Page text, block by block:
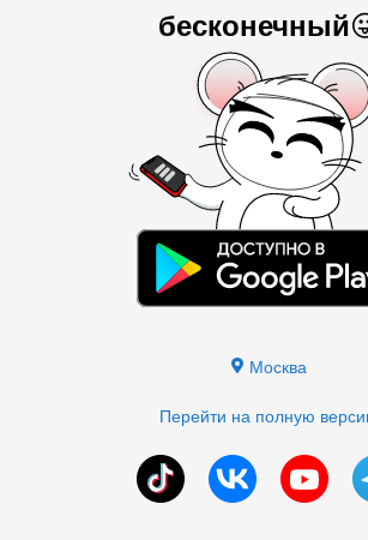
бесконечный
Москва
Перейти на полную